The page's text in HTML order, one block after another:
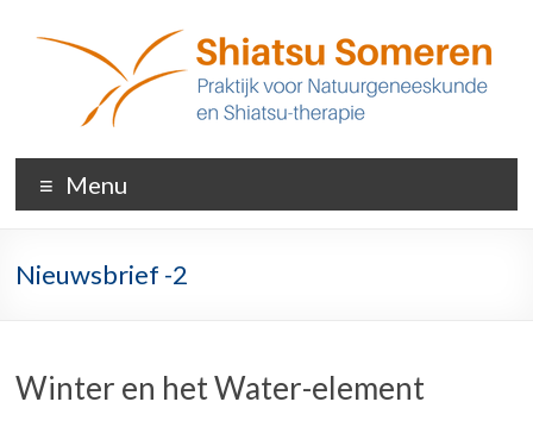
De
Kraanvogel
praktijk
Menu
Nieuwsbrief -2
Winter en het Water-element